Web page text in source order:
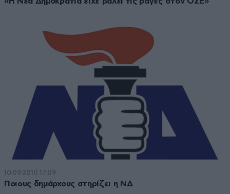
10·09·2010 17:09
Ποιους δημάρχους στηρίζει η ΝΔ